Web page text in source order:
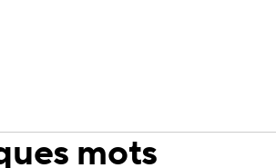
mots